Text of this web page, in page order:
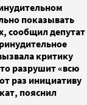
показывать
сообщил депутат
критику
разрушит «всю
раз инициативу
пояснил